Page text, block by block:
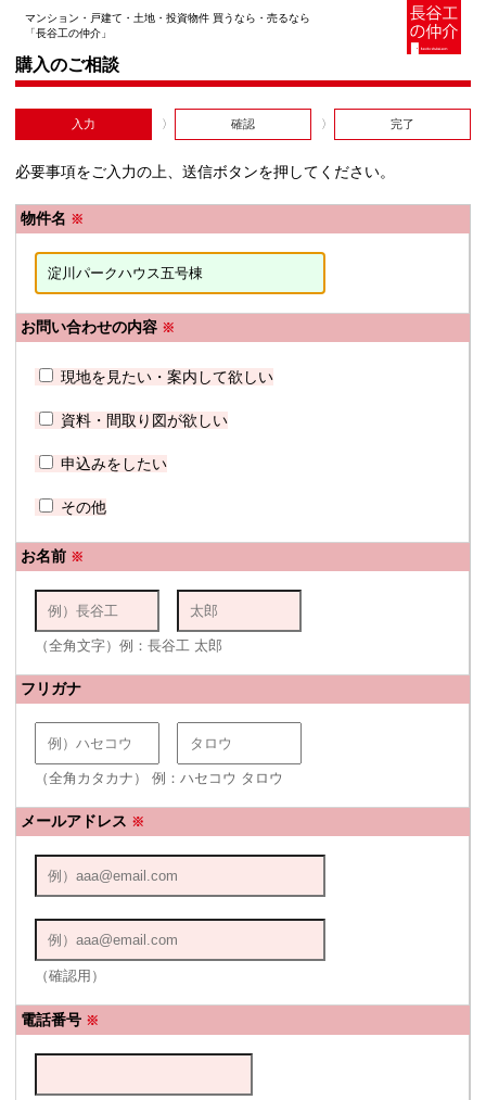
マンション・戸建て・土地・投資物件 買うなら・売るなら
「長谷工の仲介」
購入のご相談
入力 確認 完了
必要事項をご入力の上、送信ボタンを押してください。
物件名 ※
お問い合わせの内容 ※
現地を見たい・案内して欲しい
資料・間取り図が欲しい
申込みをしたい
その他
お名前 ※
（全角文字）例：長谷工 太郎
フリガナ
（全角カタカナ） 例：ハセコウ タロウ
メールアドレス ※
（確認用）
電話番号 ※